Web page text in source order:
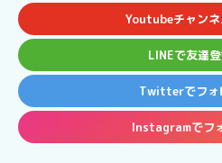
Youtubeチャンネ
LINEで友達
Twitterでフォ
Instagramでフ